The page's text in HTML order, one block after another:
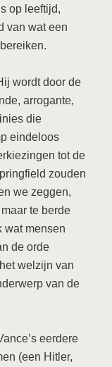
op leeftijd,
van wat een
wordt door de
arrogante,
die
eindeloos
tot de
zouden
we zeggen,
te berde
wat mensen
de orde
welzijn van
van de
eerdere
(een Hitler,